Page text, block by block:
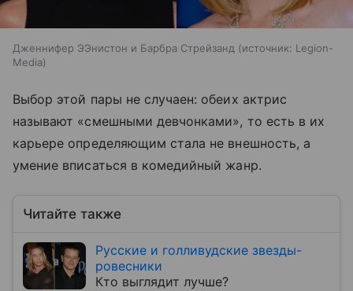
Дженнифер ЭЭнистон и Барбра Стрейзанд источник: Legion-
Media
Выбор этой пары не случаен: обеих актрис
называют «смешными девчонками», то есть в их
карьере определяющим стала не внешность, а
умение вписаться в комедийный жанр.
Читайте также
Русские и голливудские звезды-
ровесники
Кто выглядит лучше?